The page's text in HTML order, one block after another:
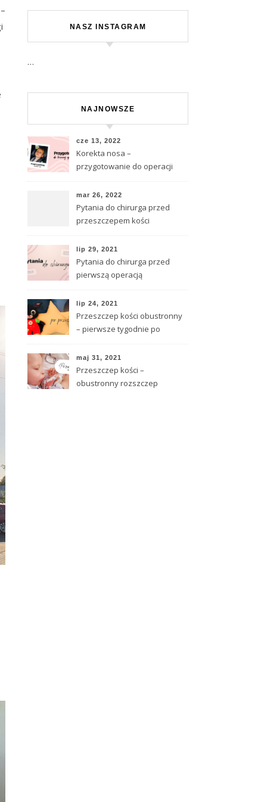
NASZ INSTAGRAM
…
NAJNOWSZE
cze 13, 2022
Korekta nosa –
przygotowanie do operacji
mar 26, 2022
Pytania do chirurga przed
przeszczepem kości
lip 29, 2021
Pytania do chirurga przed
pierwszą operacją
lip 24, 2021
Przeszczep kości obustronny
– pierwsze tygodnie po
maj 31, 2021
Przeszczep kości –
obustronny rozszczep